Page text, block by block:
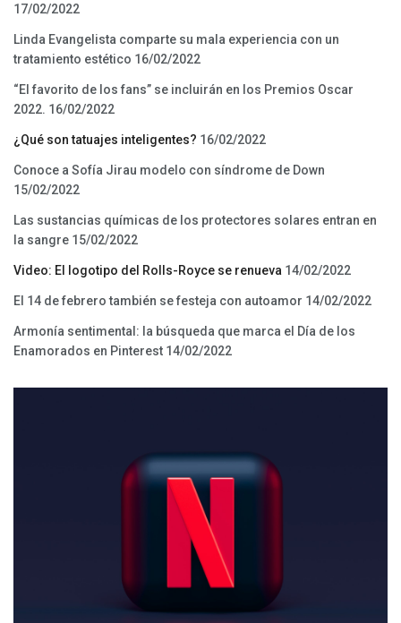
17/02/2022
Linda Evangelista comparte su mala experiencia con un
tratamiento estético 16/02/2022
“El favorito de los fans” se incluirán en los Premios Oscar
2022. 16/02/2022
¿Qué son tatuajes inteligentes? 16/02/2022
Conoce a Sofía Jirau modelo con síndrome de Down
15/02/2022
Las sustancias químicas de los protectores solares entran en
la sangre 15/02/2022
Video: El logotipo del Rolls-Royce se renueva 14/02/2022
El 14 de febrero también se festeja con autoamor 14/02/2022
Armonía sentimental: la búsqueda que marca el Día de los
Enamorados en Pinterest 14/02/2022